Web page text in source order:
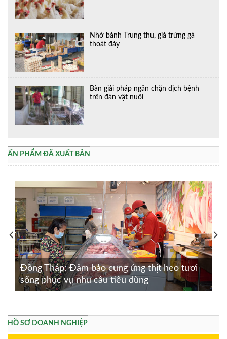
Nhờ bánh Trung thu, giá trứng gà
thoát đáy
Bàn giải pháp ngăn chặn dịch bệnh
trên đàn vật nuôi
ẤN PHẨM ĐÃ XUẤT BẢN
Đồng Tháp: Đảm bảo cung ứng thịt heo tươi
sống phục vụ nhu cầu tiêu dùng
HỒ SƠ DOANH NGHIỆP